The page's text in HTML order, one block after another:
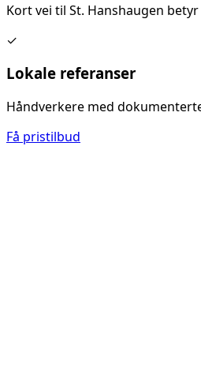
Kort vei til St. Hanshaugen
✓
Lokale referanser
Håndverkere med
Få pristilbud